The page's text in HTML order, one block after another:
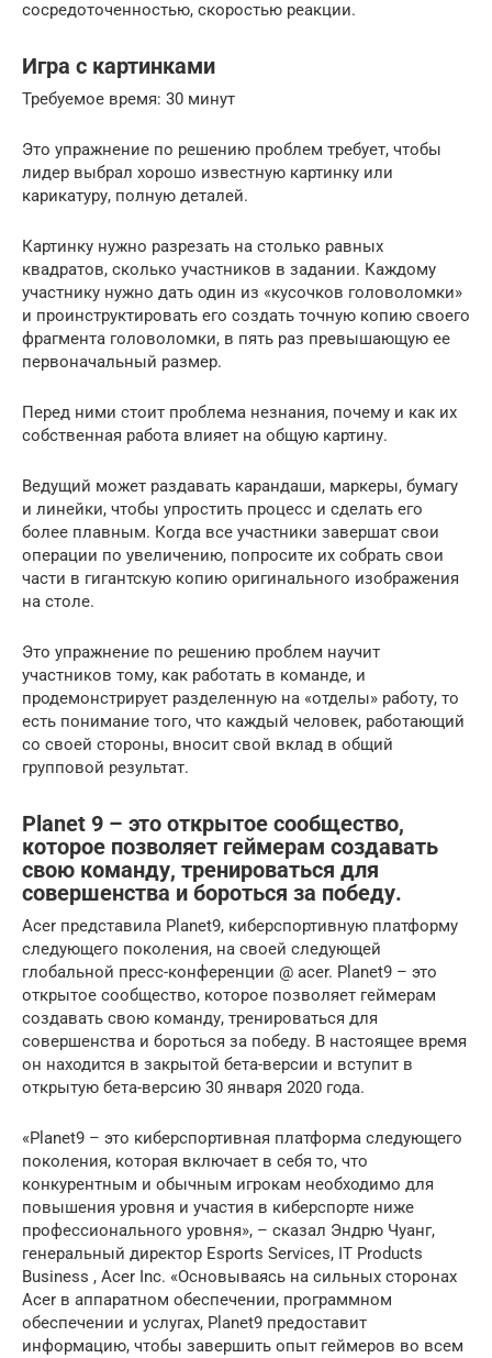
сосредоточенностью, скоростью реакции.
Игра с картинками
Требуемое время: 30 минут
Это упражнение по решению проблем требует, чтобы
лидер выбрал хорошо известную картинку или
карикатуру, полную деталей.
Картинку нужно разрезать на столько равных
квадратов, сколько участников в задании. Каждому
участнику нужно дать один из «кусочков головоломки»
и проинструктировать его создать точную копию своего
фрагмента головоломки, в пять раз превышающую ее
первоначальный размер.
Перед ними стоит проблема незнания, почему и как их
собственная работа влияет на общую картину.
Ведущий может раздавать карандаши, маркеры, бумагу
и линейки, чтобы упростить процесс и сделать его
более плавным. Когда все участники завершат свои
операции по увеличению, попросите их собрать свои
части в гигантскую копию оригинального изображения
на столе.
Это упражнение по решению проблем научит
участников тому, как работать в команде, и
продемонстрирует разделенную на «отделы» работу, то
есть понимание того, что каждый человек, работающий
со своей стороны, вносит свой вклад в общий
групповой результат.
Planet 9 – это открытое сообщество,
которое позволяет геймерам создавать
свою команду, тренироваться для
совершенства и бороться за победу.
Acer представила Planet9, киберспортивную платформу
следующего поколения, на своей следующей
глобальной пресс-конференции @ acer. Planet9 – это
открытое сообщество, которое позволяет геймерам
создавать свою команду, тренироваться для
совершенства и бороться за победу. В настоящее время
он находится в закрытой бета-версии и вступит в
открытую бета-версию 30 января 2020 года.
«Planet9 – это киберспортивная платформа следующего
поколения, которая включает в себя то, что
конкурентным и обычным игрокам необходимо для
повышения уровня и участия в киберспорте ниже
профессионального уровня», – сказал Эндрю Чуанг,
генеральный директор Esports Services, IT Products
Business , Acer Inc. «Основываясь на сильных сторонах
Acer в аппаратном обеспечении, программном
обеспечении и услугах, Planet9 предоставит
информацию, чтобы завершить опыт геймеров во всем